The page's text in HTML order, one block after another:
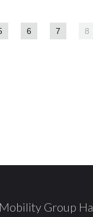
6 7 8
Mobility Group